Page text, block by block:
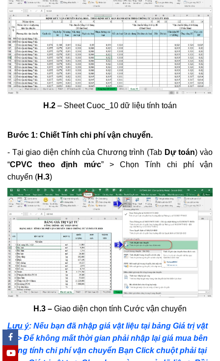
H.2 – Sheet Cuoc_10 dữ liệu tính toán
Bước 1: Chiết Tính chi phí vận chuyển.
- Tại giao diện chính của Chương trình (Tab Dự toán) vào
“CPVC theo định mức” > Chọn Tính chi phí vận
chuyển (H.3)
H.3 – Giao diện chọn tính Cước vận chuyển
Lưu ý: Nếu bạn đã nhập giá vật liệu tại bảng Giá trị vật
tư > Để không mất thời gian phải nhập lại giá mua bên
Bảng tính chi phí vận chuyển Bạn Click chuột phải tại